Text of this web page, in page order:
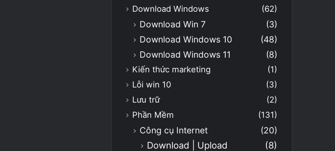
Download Windows (62)
Download Win 7
(3)
Download Windows 10
(48)
Download Windows 11
(8)
Kiến thức marketing
(1)
Lỗi win 10
(3)
Lưu trữ
(2)
Phần Mềm
(131)
Công cụ Internet (20)
Download | Upload (8)